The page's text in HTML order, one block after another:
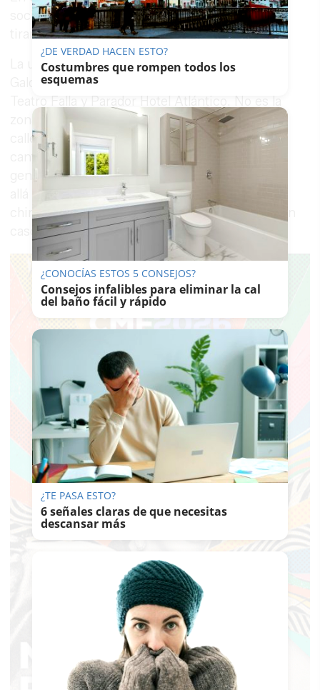
sociales muestran cómo la mujer les grita tras
tirarles el agua.
La ubicación es la céntrica calle Benito Pérez
Galdós, la extensión de Sacramento, entre el
Teatro Falla y Parador Hotel Atlántico. No es la
zona concretamente donde más agrupaciones
callejeras hay, ya que la mayoría se ubican para
cantar entre San Juan de Dios y la Viña. Por lo
general, en el Balón no hay tanto ambiente más
allá del Falla. Son calles donde no hay pases de
chirigotas, romanceros o comparsas, salvo algún
caso puntual.
¿DE VERDAD HACEN ESTO?
Costumbres que rompen todos los
esquemas
¿CONOCÍAS ESTOS 5 CONSEJOS?
Consejos infalibles para eliminar la cal
del baño fácil y rápido
¿TE PASA ESTO?
6 señales claras de que necesitas
descansar más